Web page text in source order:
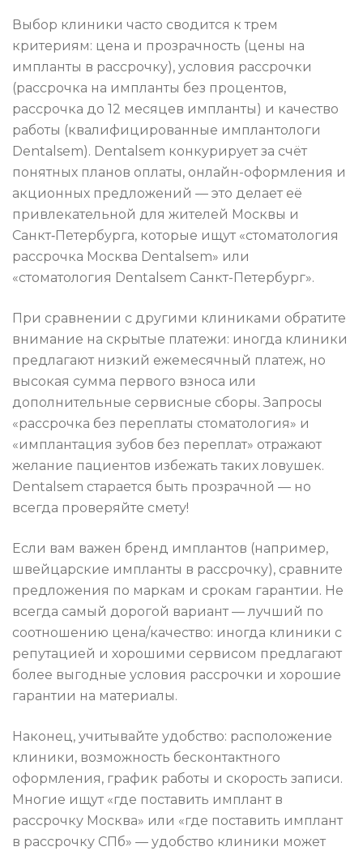
Выбор клиники часто сводится к трем
критериям: цена и прозрачность (цены на
импланты в рассрочку), условия рассрочки
(рассрочка на импланты без процентов,
рассрочка до 12 месяцев импланты) и качество
работы (квалифицированные имплантологи
Dentalsem). Dentalsem конкурирует за счёт
понятных планов оплаты, онлайн-оформления и
акционных предложений — это делает её
привлекательной для жителей Москвы и
Санкт‑Петербурга, которые ищут «стоматология
рассрочка Москва Dentalsem» или
«стоматология Dentalsem Санкт-Петербург».
При сравнении с другими клиниками обратите
внимание на скрытые платежи: иногда клиники
предлагают низкий ежемесячный платеж, но
высокая сумма первого взноса или
дополнительные сервисные сборы. Запросы
«рассрочка без переплаты стоматология» и
«имплантация зубов без переплат» отражают
желание пациентов избежать таких ловушек.
Dentalsem старается быть прозрачной — но
всегда проверяйте смету!
Если вам важен бренд имплантов (например,
швейцарские импланты в рассрочку), сравните
предложения по маркам и срокам гарантии. Не
всегда самый дорогой вариант — лучший по
соотношению цена/качество: иногда клиники с
репутацией и хорошими сервисом предлагают
более выгодные условия рассрочки и хорошие
гарантии на материалы.
Наконец, учитывайте удобство: расположение
клиники, возможность бесконтактного
оформления, график работы и скорость записи.
Многие ищут «где поставить имплант в
рассрочку Москва» или «где поставить имплант
в рассрочку СПб» — удобство клиники может